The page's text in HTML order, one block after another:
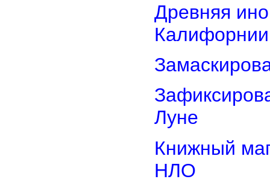
Древняя
Калифорнии
Луне
Книжный
НЛО